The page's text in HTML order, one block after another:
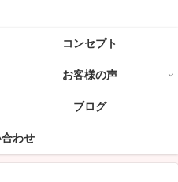
コンセプト
お客様の声
ブログ
わせ